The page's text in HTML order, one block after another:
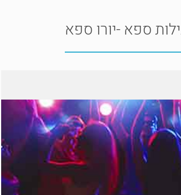
ספא -יורו ספא